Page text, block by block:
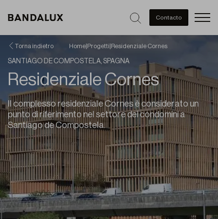
Contacto
Torna indietro Home Progetti Residenziale Cornes
SANTIAGO DE COMPOSTELA, SPAGNA
Residenziale Cornes
Il complesso residenziale Cornes è considerato un
punto di riferimento nel settore dei condomini a
Santiago de Compostela.